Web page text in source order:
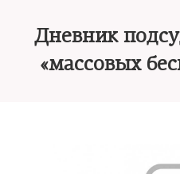
Дневник
«массовых